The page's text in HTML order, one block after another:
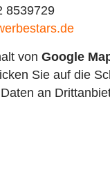
8539729
vonGoogle
Sie auf die
an